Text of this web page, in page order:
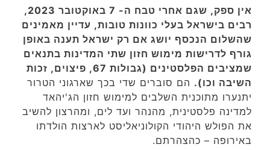
אין ספק, שגם אחרי טבח ה- 7 באוקטובר 2023,
רבים בישראל בעלי כוונות טובות, עדיין מאמינים
שהשלום הנכסף יושג אם רק ישראל תענה באופן
גורף לדרישות מימוש חזון שתי המדינות בתנאים
שמציבים הפלסטינים (גבולות 67, פיצוים, זכות
השיבה וכו). הם סוברים שדי בכך שארגוני הטרור
יתנערו מתוכנית השלבים למימוש חזון הג'יהאד
למדינה פלסטינית, מהנהר ועד לים, ומהרצון להשיב
את הפולש היהודי הקולוניאליסט לארצות הולדתו
באירופה – כהצהרתם.